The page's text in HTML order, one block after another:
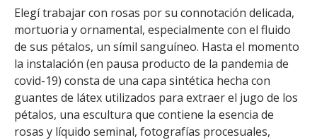
FACULTAD
Estudiantes
Académicas/os
Funcionarias/os
Egresadas/os
Elegí trabajar con rosas por su connotación delicada,
mortuoria y ornamental, especialmente con el fluido
de sus pétalos, un símil sanguíneo. Hasta el momento
la instalación (en pausa producto de la pandemia de
covid-19) consta de una capa sintética hecha con
guantes de látex utilizados para extraer el jugo de los
pétalos, una escultura que contiene la esencia de
rosas y líquido seminal, fotografías procesuales,